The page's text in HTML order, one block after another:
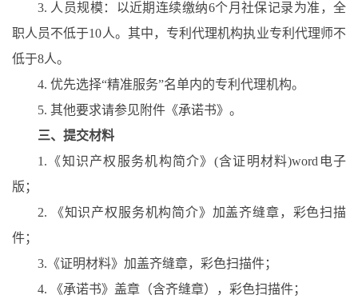
3. 人员规模：以近期连续缴纳6个月社保记录为准，全
职人员不低于10人。其中，专利代理机构执业专利代理师不
低于8人。
4. 优先选择“精准服务”名单内的专利代理机构。
5. 其他要求请参见附件《承诺书》 。
三、提交材料
1. 《知识产权服务机构简介》 (含证明材料)word 电子
版；
2.
《知识产权服务机构简介》加盖齐缝章，彩色扫描
件；
3. 《证明材料》加盖齐缝章，彩色扫描件；
4.
《承诺书》盖章（含齐缝章），彩色扫描件；